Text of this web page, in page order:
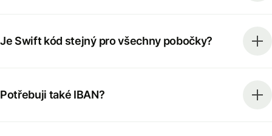
Je Swift kód stejný pro všechny pobočky?
Potřebuji také IBAN?